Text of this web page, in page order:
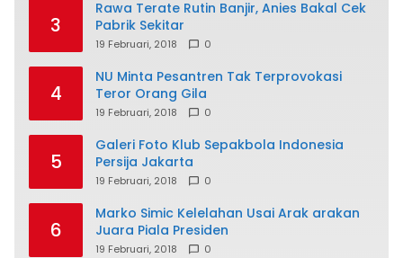
3
Rawa Terate Rutin Banjir, Anies Bakal Cek
Pabrik Sekitar
19 Februari, 2018 0
4
NU Minta Pesantren Tak Terprovokasi
Teror Orang Gila
19 Februari, 2018 0
5
Galeri Foto Klub Sepakbola Indonesia
Persija Jakarta
19 Februari, 2018 0
6
Marko Simic Kelelahan Usai Arak arakan
Juara Piala Presiden
19 Februari, 2018 0